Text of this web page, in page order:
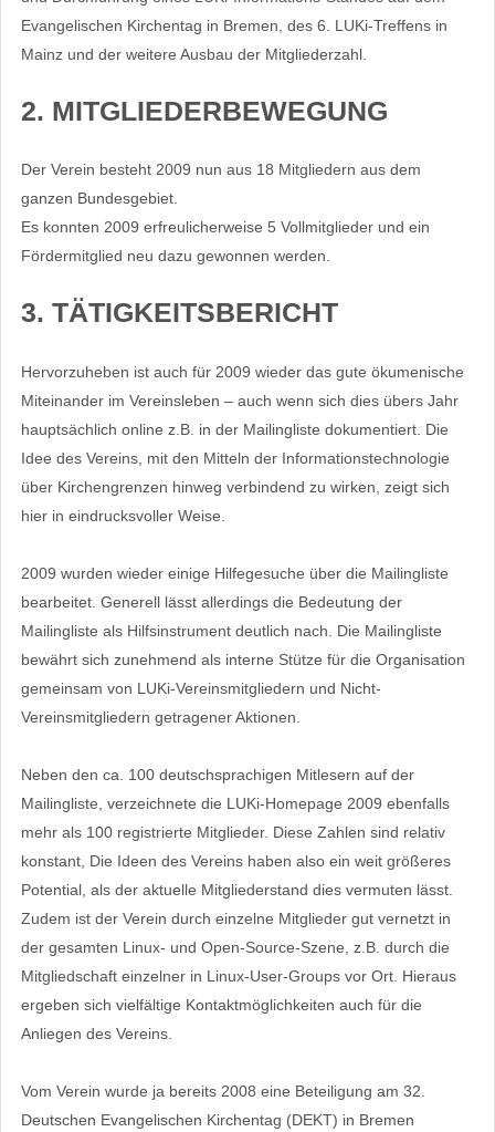
Evangelischen Kirchentag in Bremen, des 6. LUKi-Treffens in
Mainz und der weitere Ausbau der Mitgliederzahl.
2. MITGLIEDERBEWEGUNG
Der Verein besteht 2009 nun aus 18 Mitgliedern aus dem
ganzen Bundesgebiet.
Es konnten 2009 erfreulicherweise 5 Vollmitglieder und ein
Fördermitglied neu dazu gewonnen werden.
3. TÄTIGKEITSBERICHT
Hervorzuheben ist auch für 2009 wieder das gute ökumenische
Miteinander im Vereinsleben – auch wenn sich dies übers Jahr
hauptsächlich online z.B. in der Mailingliste dokumentiert. Die
Idee des Vereins, mit den Mitteln der Informationstechnologie
über Kirchengrenzen hinweg verbindend zu wirken, zeigt sich
hier in eindrucksvoller Weise.
2009 wurden wieder einige Hilfegesuche über die Mailingliste
bearbeitet. Generell lässt allerdings die Bedeutung der
Mailingliste als Hilfsinstrument deutlich nach. Die Mailingliste
bewährt sich zunehmend als interne Stütze für die Organisation
gemeinsam von LUKi-Vereinsmitgliedern und Nicht-
Vereinsmitgliedern getragener Aktionen.
Neben den ca. 100 deutschsprachigen Mitlesern auf der
Mailingliste, verzeichnete die LUKi-Homepage 2009 ebenfalls
mehr als 100 registrierte Mitglieder. Diese Zahlen sind relativ
konstant, Die Ideen des Vereins haben also ein weit größeres
Potential, als der aktuelle Mitgliederstand dies vermuten lässt.
Zudem ist der Verein durch einzelne Mitglieder gut vernetzt in
der gesamten Linux- und Open-Source-Szene, z.B. durch die
Mitgliedschaft einzelner in Linux-User-Groups vor Ort. Hieraus
ergeben sich vielfältige Kontaktmöglichkeiten auch für die
Anliegen des Vereins.
Vom Verein wurde ja bereits 2008 eine Beteiligung am 32.
Deutschen Evangelischen Kirchentag (DEKT) in Bremen